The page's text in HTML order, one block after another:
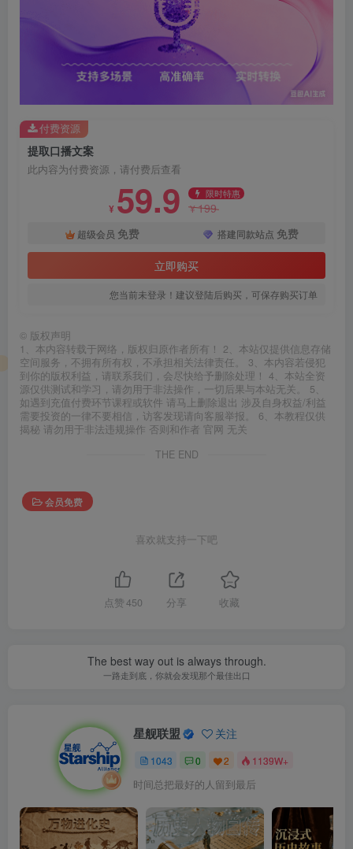
提取口播文案
此内容为付费资源，请付费后查看
¥ 59.9 限时特惠
¥199
超级会员 免费 搭建同款站点 免费
立即购买
您当前未登录！建议登陆后购买，可保存购买订单
付费资源
© 版权声明
1、本内容转载于网络，版权归原作者所有！ 2、本站仅提供信息存储
空间服务，不拥有所有权，不承担相关法律责任。 3、本内容若侵犯
到你的版权利益，请联系我们，会尽快给予删除处理！ 4、本站全资
源仅供测试和学习，请勿用于非法操作，一切后果与本站无关。 5、
如遇到充值付费环节课程或软件 请马上删除退出 涉及自身权益/利益
需要投资的一律不要相信，访客发现请向客服举报。 6、本教程仅供
揭秘 请勿用于非法违规操作 否则和作者 官网 无关
THE END
会员免费
喜欢就支持一下吧
点赞 450 分享 收藏
The best way out is always through.
一路走到底，你就会发现那个最佳出口
星舰联盟 关注
1043 0 2 1139W+
时间总把最好的人留到最后